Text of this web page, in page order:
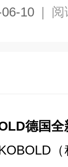
10 | 阅
德国全